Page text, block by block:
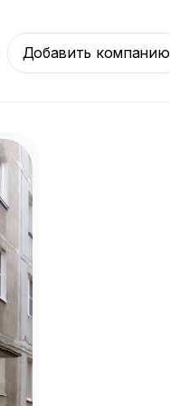
Покупки Онлайн
Добавить компанию